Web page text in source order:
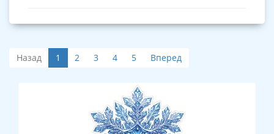
Назад 1 2 3 4 5 Вперед